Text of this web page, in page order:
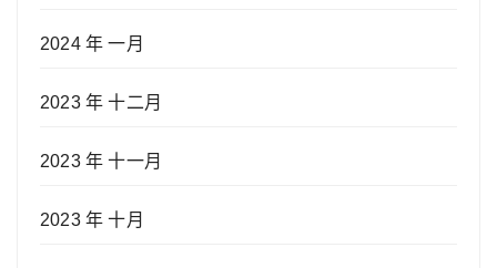
2024 年 一月
2023 年 十二月
2023 年 十一月
2023 年 十月